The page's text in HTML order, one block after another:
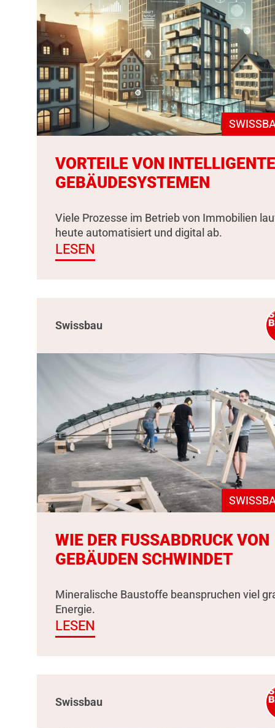
VORTEILE VON
GEBÄUDESYSTEMEN
Viele Prozesse im Betrieb von Immobilien
heute automatisiert und digital ab.
LESEN
Swissbau
WIE DER FUSSABDRUCK VON
GEBÄUDEN SCHWINDET
Mineralische Baustoffe beanspruchen viel
Energie.
LESEN
Swissbau